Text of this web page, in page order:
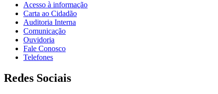
Acesso à informação
Carta ao Cidadão
Auditoria Interna
Comunicação
Ouvidoria
Fale Conosco
Telefones
Redes Sociais